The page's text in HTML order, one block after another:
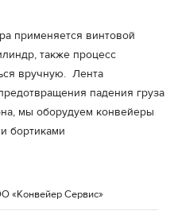
применяется винтовой
также процесс
вручную. Лента
падения груза
мы оборудуем конвейеры
бортиками
«Конвейер Сервис»